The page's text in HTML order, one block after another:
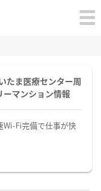
たま医療センター周
ーマンション情報
Wi-Fi完備で仕事が快